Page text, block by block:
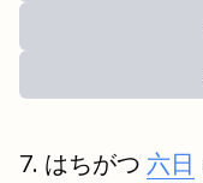
はちがつ 六日